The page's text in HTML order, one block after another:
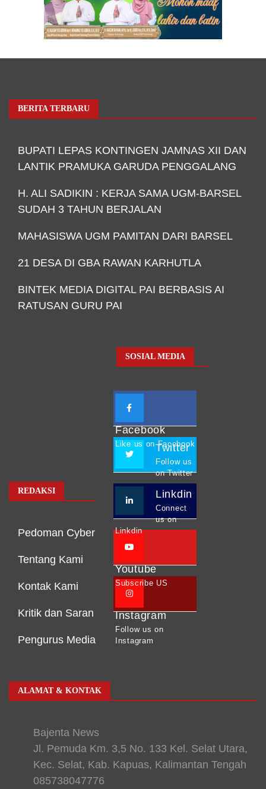
BERITA TERBARU
BUPATI LEPAS KONTINGEN JAMNAS XII DAN
LANTIK PRAMUKA GARUDA PENGGALANG
H. ALI SADIKIN : KERJA SAMA UGM-BARSEL
SUDAH 3 TAHUN BERJALAN
MAHASISWA UGM PAMITAN DARI BARSEL
21 DESA DI GBA RAWAN KARHUTLA
BINTEK MEDIA DIGITAL PAI BERBASIS AI
RATUSAN GURU PAI
REDAKSI
Pedoman Cyber
Tentang Kami
Kontak Kami
Kritik dan Saran
Pengurus Media
SOSIAL MEDIA
Facebook
Like us on Facebook
Twitter
Follow us
on Twitter
Linkdin
Connect
us on
Linkdin
Youtube
Subscribe US
Instagram
Follow us on
Instagram
ALAMAT & KONTAK
Bajenta News
Jl. Pemuda Km. 3,5 No. 133 Kel. Selat Utara,
Kec. Selat, Kab. Kapuas, Kalimantan Tengah
085738047776